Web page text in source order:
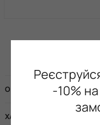
ОПИС
ХАРАКТЕРИСТИКИ
-10%